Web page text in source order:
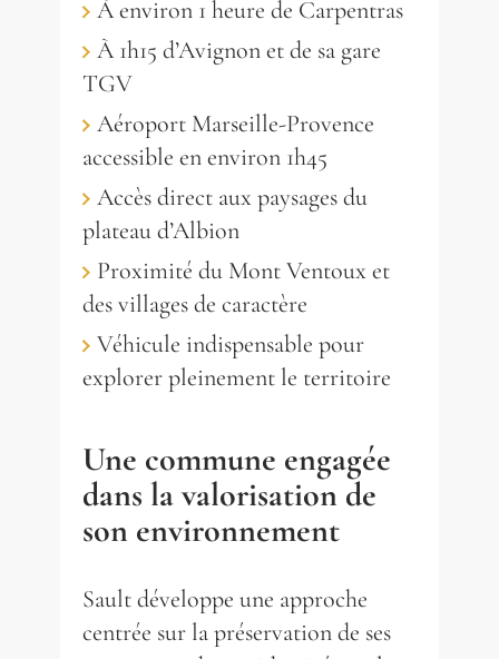
À environ 1 heure de Carpentras
À 1h15 d’Avignon et de sa gare
TGV
Aéroport Marseille-Provence
accessible en environ 1h45
Accès direct aux paysages du
plateau d’Albion
Proximité du Mont Ventoux et
des villages de caractère
Véhicule indispensable pour
explorer pleinement le territoire
Une commune engagée
dans la valorisation de
son environnement
Sault développe une approche
centrée sur la préservation de ses